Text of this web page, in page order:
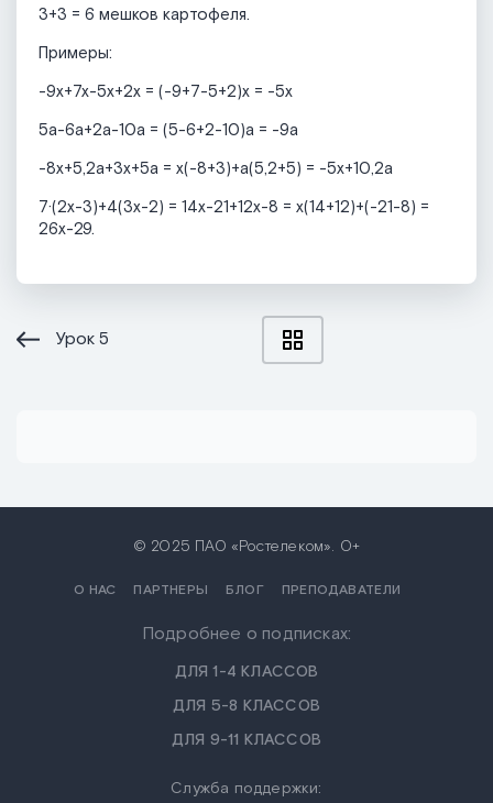
3+3 = 6 мешков картофеля.
Примеры:
-9х+7х-5х+2х = (-9+7-5+2)х = -5х
5а-6а+2а-10а = (5-6+2-10)а = -9а
-8х+5,2а+3х+5а = х(-8+3)+а(5,2+5) = -5х+10,2а
7·(2х-3)+4(3х-2) = 14х-21+12х-8 = х(14+12)+(-21-8) =
26х-29.
Урок5
© 2025 ПАО «Ростелеком». 0+
О НАС ПАРТНЕРЫ БЛОГ ПРЕПОДАВАТЕЛИ
Подробнее о подписках:
ДЛЯ 1-4 КЛАССОВ
ДЛЯ 5-8 КЛАССОВ
ДЛЯ 9-11 КЛАССОВ
Служба поддержки: